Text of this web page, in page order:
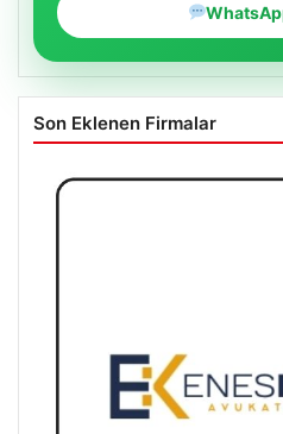
Son Eklenen Firmalar